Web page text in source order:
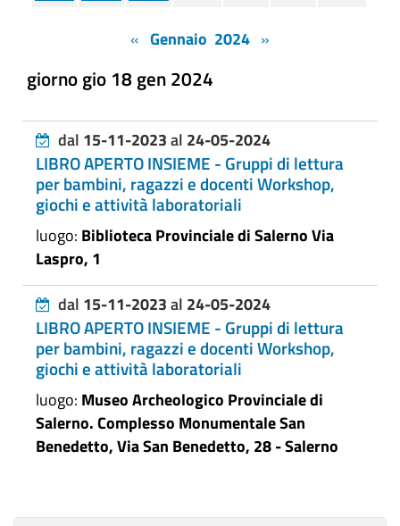
« Gennaio 2024 »
giorno gio 18 gen 2024
dal 15-11-2023al 24-05-2024
LIBRO APERTO INSIEME - Gruppi di lettura
per bambini, ragazzi e docenti Workshop,
giochi e attività laboratoriali
luogo: Biblioteca Provinciale di Salerno Via
Laspro, 1
dal 15-11-2023al 24-05-2024
LIBRO APERTO INSIEME - Gruppi di lettura
per bambini, ragazzi e docenti Workshop,
giochi e attività laboratoriali
luogo: Museo Archeologico Provinciale di
Salerno. Complesso Monumentale San
Benedetto, Via San Benedetto, 28 - Salerno